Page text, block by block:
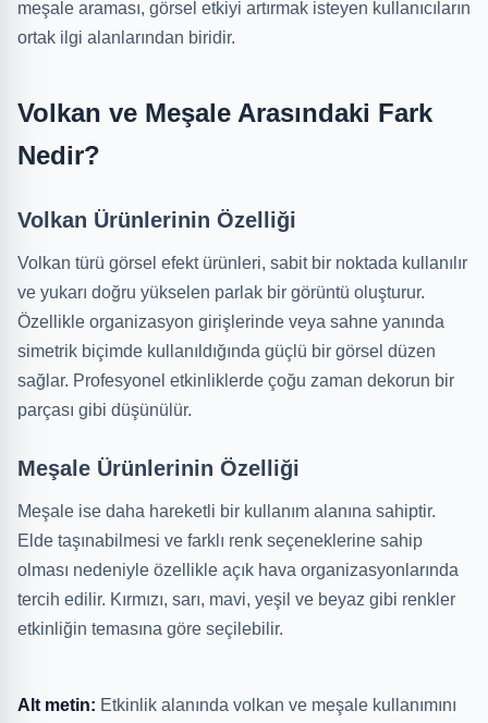
meşale araması, görsel etkiyi artırmak isteyen kullanıcıların
ortak ilgi alanlarından biridir.
Volkan ve Meşale Arasındaki Fark
Nedir?
Volkan Ürünlerinin Özelliği
Volkan türü görsel efekt ürünleri, sabit bir noktada kullanılır
ve yukarı doğru yükselen parlak bir görüntü oluşturur.
Özellikle organizasyon girişlerinde veya sahne yanında
simetrik biçimde kullanıldığında güçlü bir görsel düzen
sağlar. Profesyonel etkinliklerde çoğu zaman dekorun bir
parçası gibi düşünülür.
Meşale Ürünlerinin Özelliği
Meşale ise daha hareketli bir kullanım alanına sahiptir.
Elde taşınabilmesi ve farklı renk seçeneklerine sahip
olması nedeniyle özellikle açık hava organizasyonlarında
tercih edilir. Kırmızı, sarı, mavi, yeşil ve beyaz gibi renkler
etkinliğin temasına göre seçilebilir.
Alt metin: Etkinlik alanında volkan ve meşale kullanımını